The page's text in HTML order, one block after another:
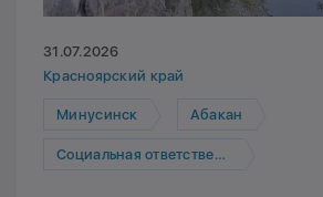
31.07.2026
Красноярский край
Минусинск Абакан
Социальная ответственность